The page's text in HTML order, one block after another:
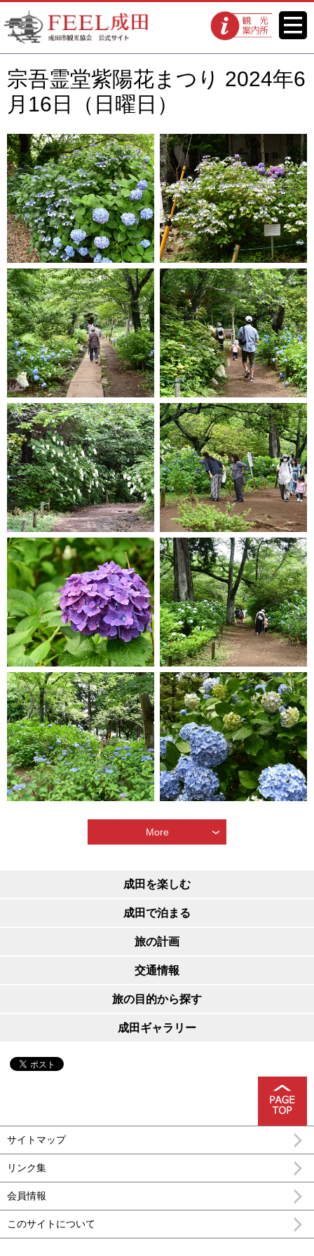
FEEL成田 成田市観光協会 公式
サイト
観光案内所
メニ
ュー
宗吾霊堂紫陽花まつり 2024年6
月16日（日曜日）
More
成田を楽しむ
成田で泊まる
旅の計画
交通情報
旅の目的から探す
成田ギャラリー
サイトマップ
リンク集
会員情報
このサイトについて